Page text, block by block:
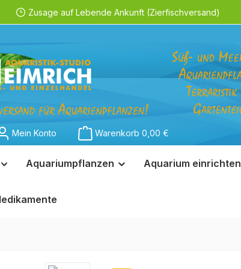
Zusage auf Lebende Ankunft (Zierfischversand)
Mein Konto Warenkorb 0,00 €
Aquariumpflanzen Aquarium einrichten